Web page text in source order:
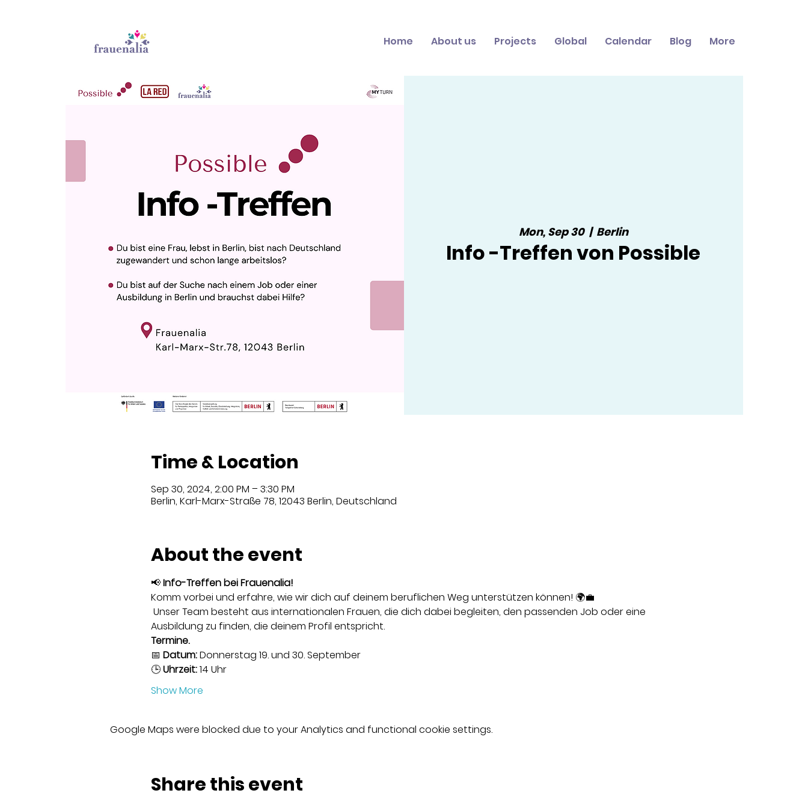
Home About us Projects Global Calendar Blog More
Mon, Sep 30
  |
Berlin
Info -Treffen von Possible
Time & Location
Sep 30, 2024, 2:00 PM – 3:30 PM
Berlin, Karl-Marx-Straße 78, 12043 Berlin, Deutschland
About the event
📢 Info-Treffen bei Frauenalia!
Komm vorbei und erfahre, wie wir dich auf deinem beruflichen Weg unterstützen können! 🌍💼
Unser Team besteht aus internationalen Frauen, die dich dabei begleiten, den passenden Job oder eine
Ausbildung zu finden, die deinem Profil entspricht.
Termine.
📅 Datum: Donnerstag 19. und 30. September
🕒 Uhrzeit: 14 Uhr
Show More
Google Maps were blocked due to your Analytics and functional cookie settings.
Share this event